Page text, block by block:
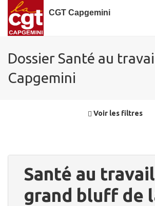
CGT Capgemini
Dossier Santé au
Capgemini
Voir les filtres
Santé au
grand bluff de